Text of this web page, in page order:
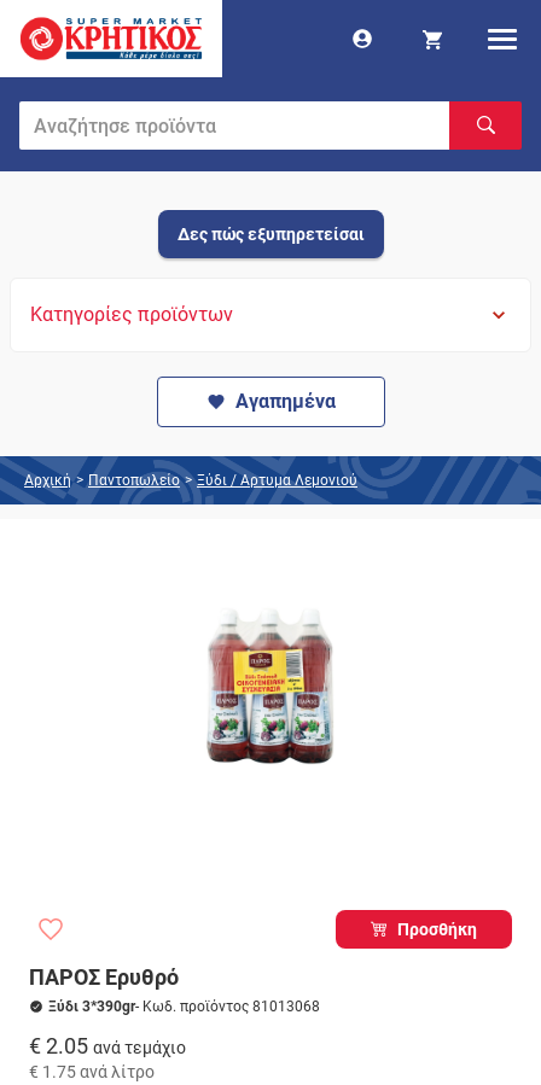
Δες πώς εξυπηρετείσαι
Κατηγορίες προϊόντων
Αγαπημένα
Αρχική > Παντοπωλείο > Ξύδι / Αρτυμα Λεμονιού
Προσθήκη
ΠΑΡΟΣ Ερυθρό
Ξύδι 3*390gr- Κωδ. προϊόντος 81013068
€ 2.05 ανά τεμάχιο
€ 1.75ανά λίτρο